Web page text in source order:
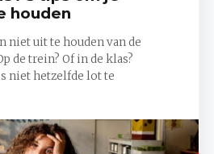
houden
niet uit te houden van de
de trein? Of in de klas?
niet hetzelfde lot te